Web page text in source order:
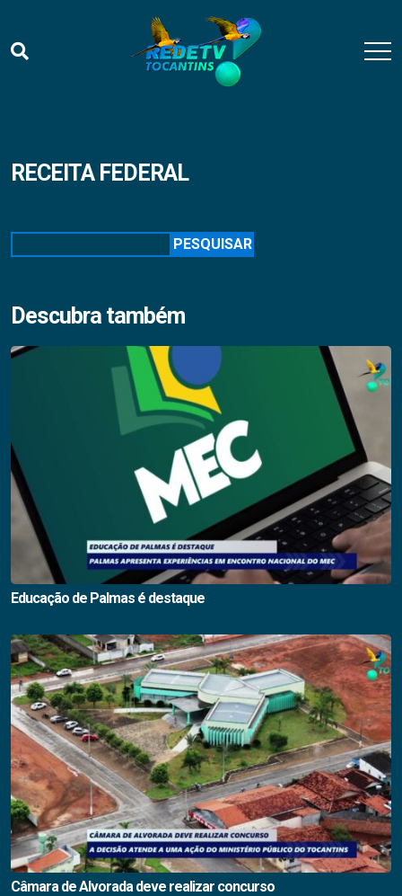
RECEITA FEDERAL
PESQUISAR
Descubra também
Educação de Palmas é destaque
Câmara de Alvorada deve realizar concurso